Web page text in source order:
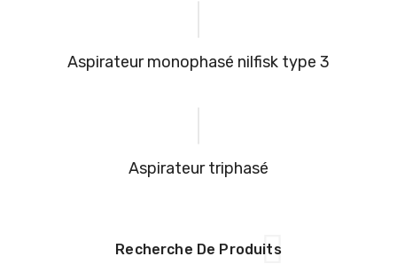
aspirateur monophasé nilfisk type 3
aspirateur triphasé
Recherche De Produits